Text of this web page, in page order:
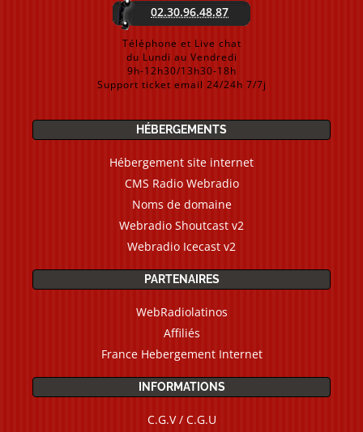
02.30.96.48.87
Téléphone et Live chat
du Lundi au Vendredi
9h-12h30/13h30-18h
Support ticket email 24/24h 7/7j
HÉBERGEMENTS
Hébergement site internet
CMS Radio Webradio
Noms de domaine
Webradio Shoutcast v2
Webradio Icecast v2
PARTENAIRES
WebRadiolatinos
Affiliés
France Hebergement Internet
INFORMATIONS
C.G.V / C.G.U